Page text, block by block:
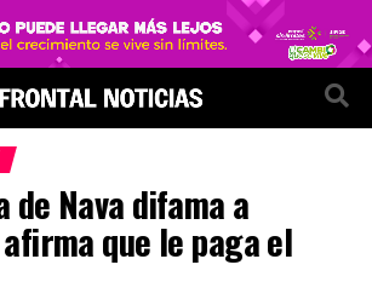
de Nava difama a
que le paga el